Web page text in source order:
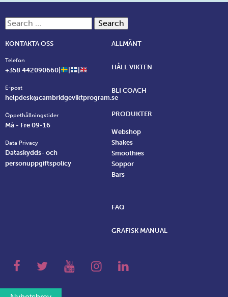
Search for:
KONTAKTA OSS
Telefon
+358 442090660|
E-post
helpdesk@cambridgeviktprogram.se
Öppethållningstider
Må - Fre 09-16
Data Privacy
Dataskydds- och
personuppgiftspolicy
ALLMÄNT
HÅLL VIKTEN
BLI COACH
PRODUKTER
Webshop
Shakes
Smoothies
Soppor
Bars
FAQ
GRAFISK MANUAL